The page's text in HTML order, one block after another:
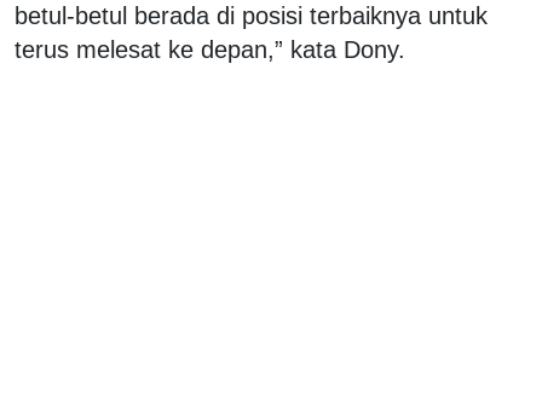
betul-betul berada di posisi terbaiknya untuk
terus melesat ke depan,” kata Dony.